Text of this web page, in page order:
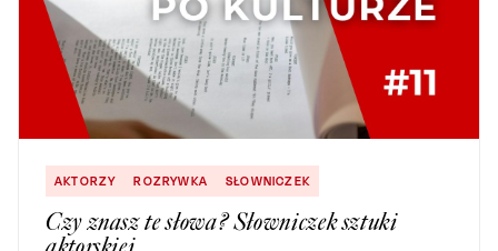
AKTORZY ROZRYWKA SŁOWNICZEK
Czy znasz te słowa? Słowniczek sztuki